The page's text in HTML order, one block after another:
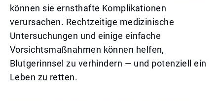
können sie ernsthafte Komplikationen
verursachen. Rechtzeitige medizinische
Untersuchungen und einige einfache
Vorsichtsmaßnahmen können helfen,
Blutgerinnsel zu verhindern — und potenziell ein
Leben zu retten.